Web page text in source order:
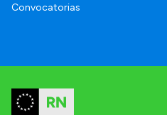
Convocatorias